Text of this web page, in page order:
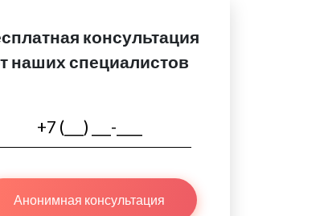
консультация
наших специалистов
Анонимная консультация